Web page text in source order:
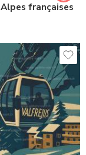
françaises